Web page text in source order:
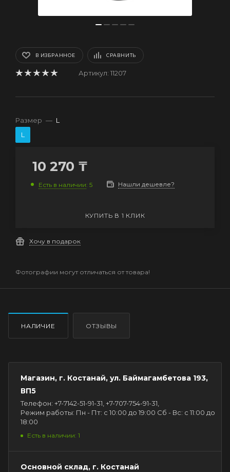
В ИЗБРАННОЕ СРАВНИТЬ
Артикул: 11207
Размер — L
L
10 270 ₸
Есть в наличии: 5 Нашли дешевле?
КУПИТЬ В 1 КЛИК
Хочу в подарок
Фотографии могут отличаться от товара!
НАЛИЧИЕ ОТЗЫВЫ
Магазин, г. Костанай, ул. Баймагамбетова 193,
ВП5
Телефон: +7-7142-51-91-31, +7-707-754-91-31,
Режим работы: Пн - Пт: с 10:00 до 19:00 Сб - Вс: с 11:00 до
18:00
Есть в наличии: 1
Основной склад, г. Костанай